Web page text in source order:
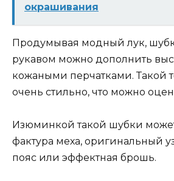
окрашивания
Продумывая модный лук,
рукавом можно дополнить
кожаными перчатками. Такой
очень стильно, что можно
Изюминкой такой шубки
фактура меха, оригинальный
пояс или эффектная брошь.